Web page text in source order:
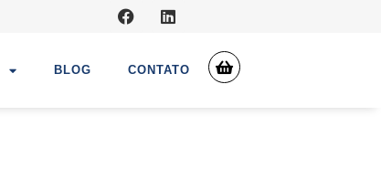
BLOG CONTATO